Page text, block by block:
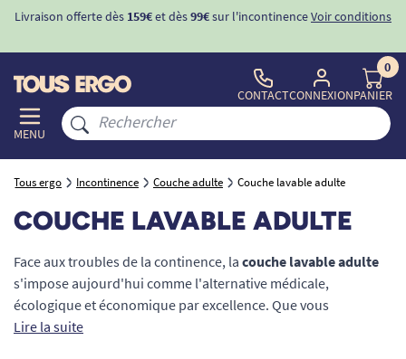
Livraison offerte dès 159€et dès99€sur l'incontinenceVoir conditions
MENU
CONTACTCONNEXION
0
PANIER
Tous ergo Incontinence Couche adulte Couche lavable adulte
COUCHE LAVABLE ADULTE
Face aux troubles de la continence, la couche lavable adulte
s'impose aujourd'hui comme l'alternative médicale,
écologique et économique par excellence. Que vous
recherchiez un maintien sécurisant de jour comme de nuit,
Lire la suite